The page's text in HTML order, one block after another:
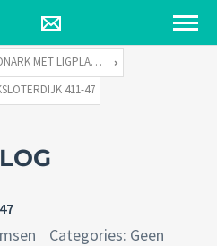
WOONARK MET LIGPLAATS
411-47
Categories: Geen